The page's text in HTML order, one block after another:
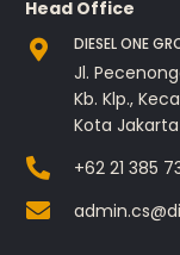
Head Office
DIESEL ONE
Jl.
Kb. Klp.,
Kota Jakarta
+62 21 385